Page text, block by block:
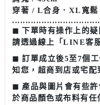
穿著 / L合身．XL寬鬆
◼︎ 下單時有操作上的
請透過線上「LINE客
◼︎ 訂單成立後5至7個
知您，超商到店或宅配
◼︎ 產品與圖片會有些
於商品顏色或布料有